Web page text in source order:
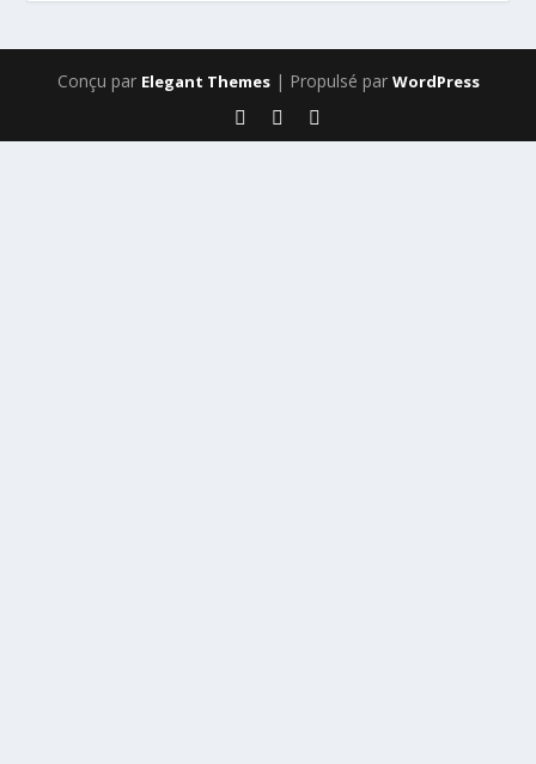
Conçu par Elegant Themes| Propulsé par WordPress